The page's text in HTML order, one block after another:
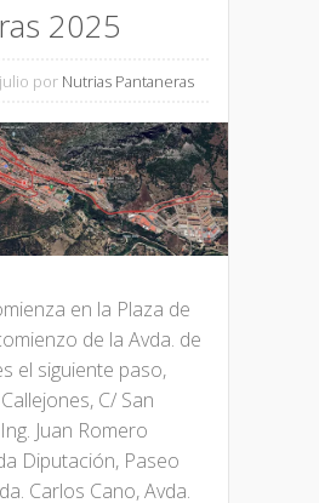
2025
por Nutrias Pantaneras
en la Plaza de
de la Avda. de
el siguiente paso,
C/ San
Juan Romero
Diputación, Paseo
Carlos Cano, Avda.